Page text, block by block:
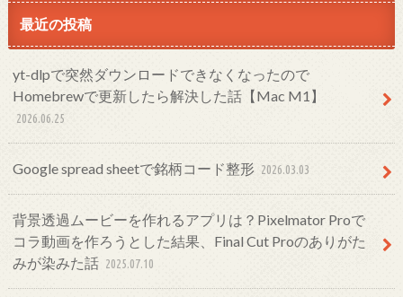
最近の投稿
yt-dlpで突然ダウンロードできなくなったので
Homebrewで更新したら解決した話【Mac M1】
2026.06.25
Google spread sheetで銘柄コード整形 2026.03.03
背景透過ムービーを作れるアプリは？Pixelmator Proで
コラ動画を作ろうとした結果、Final Cut Proのありがた
みが染みた話 2025.07.10